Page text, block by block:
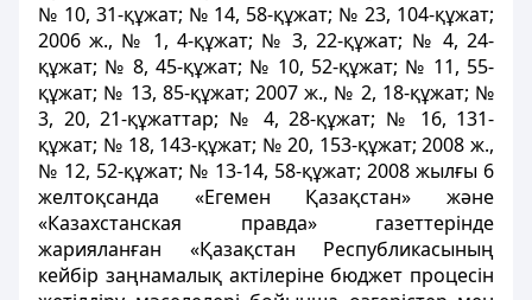
№ 10, 31-құжат; № 14, 58-құжат; № 23, 104-құжат;
2006 ж., № 1, 4-құжат; № 3, 22-құжат; № 4, 24-
құжат; № 8, 45-құжат; № 10, 52-құжат; № 11, 55-
құжат; № 13, 85-құжат; 2007 ж., № 2, 18-құжат; №
3, 20, 21-құжаттар; № 4, 28-құжат; № 16, 131-
құжат; № 18, 143-құжат; № 20, 153-құжат; 2008 ж.,
№ 12, 52-құжат; № 13-14, 58-құжат; 2008 жылғы 6
желтоқсанда «Егемен Қазақстан» және
«Казахстанская правда» газеттерінде
жарияланған «Қазақстан Республикасының
кейбір заңнамалық актілеріне бюджет процесін